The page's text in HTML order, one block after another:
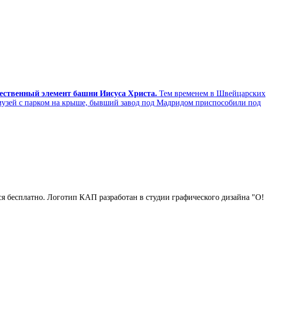
элемент башни Иисуса Христа. Тем временем в Швейцарских
с парком на крыше, бывший завод под Мадридом приспособили под
Логотип КАП разработан в студии графического дизайна "О!